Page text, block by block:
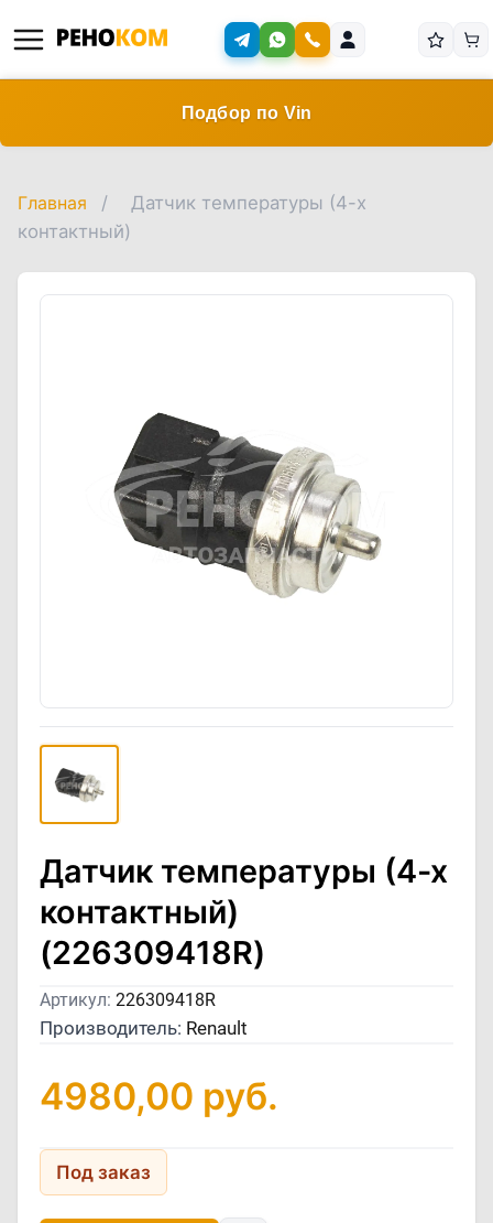
Подбор по Vin
Главная /
Датчик температуры (4-х
контактный)
Датчик температуры (4-х
контактный)
(226309418R)
Артикул: 226309418R
Производитель: Renault
4980,00 руб.
Под заказ